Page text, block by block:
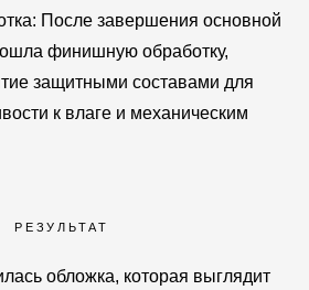
После завершения основной
финишную обработку,
защитными составами для
к влаге и механическим
РЕЗУЛЬТАТ
обложка, которая выглядит